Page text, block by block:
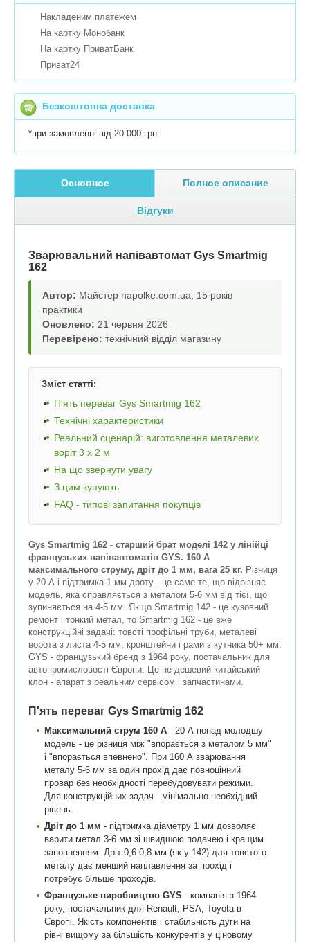
Накладеним платежем
На картку Монобанк
На картку ПриватБанк
Приват24
Безкоштовна доставка
*при замовленні від 20 000 грн
Основное Полное описание
Відгуки
Зварювальний напівавтомат Gys Smartmig
162
Автор: Майстер napolke.com.ua, 15 років
практики
Оновлено: 21 червня 2026
Перевірено: технічний відділ магазину
Зміст статті:
П'ять переваг Gys Smartmig 162
Технічні характеристики
Реальний сценарій: виготовлення металевих
воріт 3 х 2 м
На що звернути увагу
З цим купують
FAQ - типові запитання покупців
Gys Smartmig 162 - старший брат моделі 142 у лінійці
французьких напівавтоматів GYS. 160 А
максимального струму, дріт до 1 мм, вага 25 кг. Різниця
у 20 А і підтримка 1-мм дроту - це саме те, що відрізняє
модель, яка справляється з металом 5-6 мм від тієї, що
зупиняється на 4-5 мм. Якщо Smartmig 142 - це кузовний
ремонт і тонкий метал, то Smartmig 162 - це вже
конструкційні задачі: товсті профільні труби, металеві
ворота з листа 4-5 мм, кронштейни і рами з кутника 50+ мм.
GYS - французький бренд з 1964 року, постачальник для
автопромисловості Європи. Це не дешевий китайський
клон - апарат з реальним сервісом і запчастинами.
П'ять переваг Gys Smartmig 162
Максимальний струм 160 А - 20 А понад молодшу
модель - це різниця між "впорається з металом 5 мм"
і "впорається впевнено". При 160 А зварювання
металу 5-6 мм за один прохід дає повноцінний
провар без необхідності перебудовувати режими.
Для конструкційних задач - мінімально необхідний
рівень.
Дріт до 1 мм - підтримка діаметру 1 мм дозволяє
варити метал 3-6 мм зі швидшою подачею і кращим
заповненням. Дріт 0,6-0,8 мм (як у 142) для товстого
металу дає менший наплавлення за прохід і
потребує більше проходів.
Французьке виробництво GYS - компанія з 1964
року, постачальник для Renault, PSA, Toyota в
Європі. Якість компонентів і стабільність дуги на
рівні вищому за більшість конкурентів у ціновому